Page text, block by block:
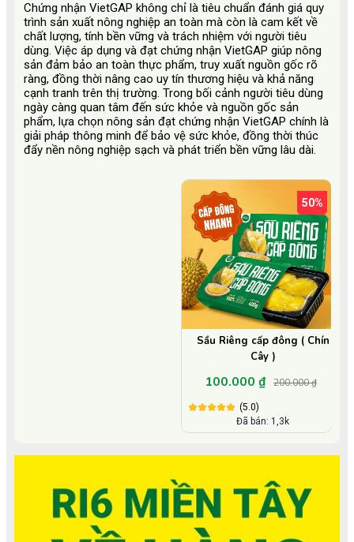
Chứng nhận VietGAP không chỉ là tiêu chuẩn đánh giá quy
trình sản xuất nông nghiệp an toàn mà còn là cam kết về
chất lượng, tính bền vững và trách nhiệm với người tiêu
dùng. Việc áp dụng và đạt chứng nhận VietGAP giúp nông
sản đảm bảo an toàn thực phẩm, truy xuất nguồn gốc rõ
ràng, đồng thời nâng cao uy tín thương hiệu và khả năng
cạnh tranh trên thị trường. Trong bối cảnh người tiêu dùng
ngày càng quan tâm đến sức khỏe và nguồn gốc sản
phẩm, lựa chọn nông sản đạt chứng nhận VietGAP chính là
giải pháp thông minh để bảo vệ sức khỏe, đồng thời thúc
đẩy nền nông nghiệp sạch và phát triển bền vững lâu dài.
50%
Sầu Riêng cấp đông ( Chín
Cây )
100.000 ₫ 200.000 ₫
(5.0)
Đã bán: 1,3k